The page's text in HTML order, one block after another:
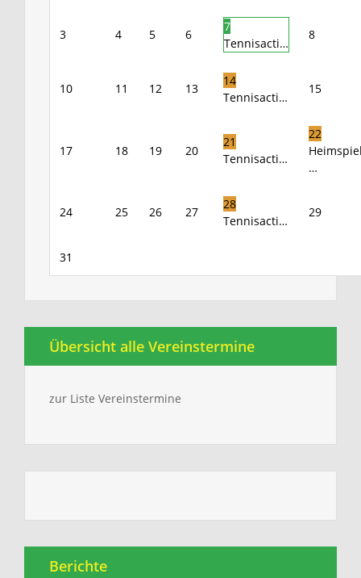
3 4 5 6
7
Tennisacti…
8
10 11 12 13
14
Tennisacti…
15
17 18 19 20
21
Tennisacti…
22
…
24 25 26 27
28
Tennisacti…
29
31
Übersicht alle Vereinstermine
zur Liste Vereinstermine
Berichte